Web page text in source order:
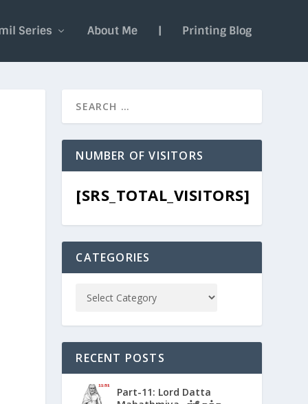
Series About Me | Printing Blog
NUMBER OF VISITORS
[SRS_TOTAL_VISITORS]
CATEGORIES
RECENT POSTS
Part-11: Lord Datta